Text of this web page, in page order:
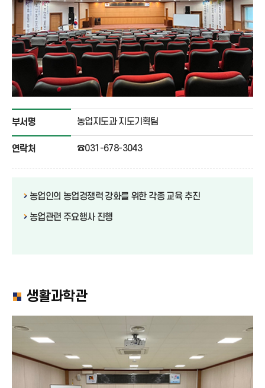
부서명 농업지도과 지도기획팀
연락처 ☎031-678-3043
농업인의 농업경쟁력 강화를 위한 각종 교육 추진
농업관련 주요행사 진행
생활과학관